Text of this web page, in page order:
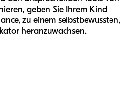
geben Sie Ihrem Kind
zu einem selbstbewussten,
heranzuwachsen.